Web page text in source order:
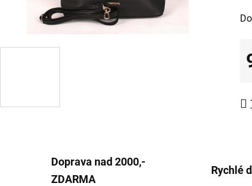
5
Doprava nad 2000,-
ZDARMA
Rychlé